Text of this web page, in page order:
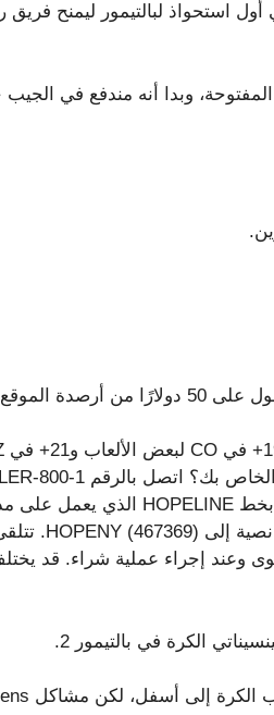
المفتوحة، وبدا أنه مندفع في
الموقع عندما تلعب بـ 5 دولارات!
الكرة في بالتيمور 2.